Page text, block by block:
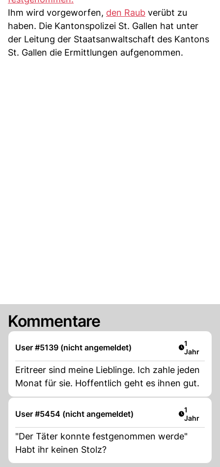
Ihm wird vorgeworfen, den Raub verübt zu
haben. Die Kantonspolizei St. Gallen hat unter
der Leitung der Staatsanwaltschaft des Kantons
St. Gallen die Ermittlungen aufgenommen.
Kommentare
User #5139 (nicht angemeldet) Artikel
1
Jahr
Eritreer sind meine Lieblinge. Ich zahle jeden
Monat für sie. Hoffentlich geht es ihnen gut.
User #5454 (nicht angemeldet) Artikel
1
Jahr
"Der Täter konnte festgenommen werde"
Habt ihr keinen Stolz?